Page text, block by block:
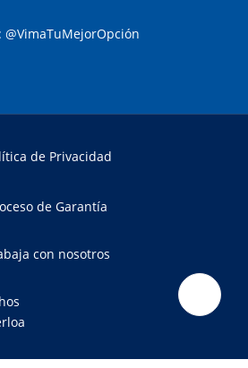
de Privacidad
de Garantía
con nosotros